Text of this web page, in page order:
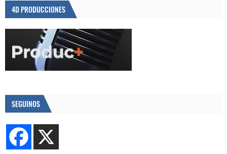
4D PRODUCCIONES
SEGUINOS